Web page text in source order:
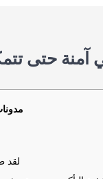
آمنة حتى
لقد